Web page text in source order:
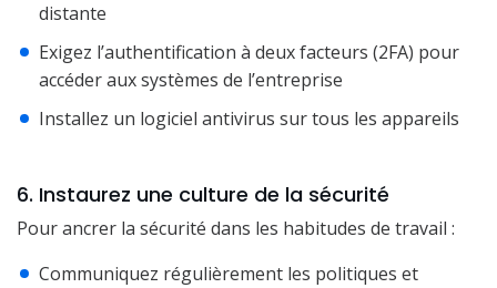
distante
Exigez l’authentification à deux facteurs (2FA) pour
accéder aux systèmes de l’entreprise
Installez un logiciel antivirus sur tous les appareils
6. Instaurez une culture de la sécurité
Pour ancrer la sécurité dans les habitudes de travail :
Communiquez régulièrement les politiques et